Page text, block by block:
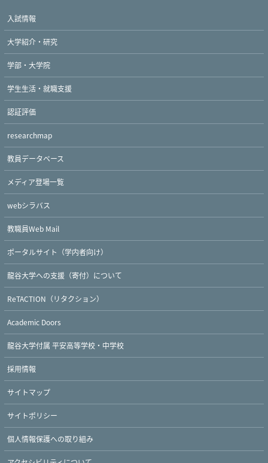
Twitter FacebookYouTube
入試情報
大学紹介・研究
学部・大学院
学生生活・就職支援
認証評価
researchmap
教員データベース
メディア登場一覧
webシラバス
教職員Web Mail
ポータルサイト（学内者向け）
龍谷大学への支援（寄付）について
ReTACTION（リタクション）
Academic Doors
龍谷大学付属 平安高等学校・中学校
採用情報
サイトマップ
サイトポリシー
個人情報保護への取り組み